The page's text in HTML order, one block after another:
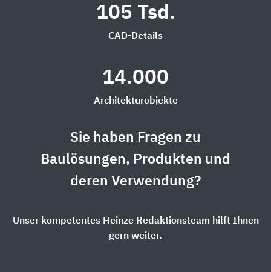
105 Tsd.
CAD-Details
14.000
Architekturobjekte
Sie haben Fragen zu
Baulösungen, Produkten und
deren Verwendung?
Unser kompetentes Heinze Redaktionsteam hilft Ihnen
gern weiter.